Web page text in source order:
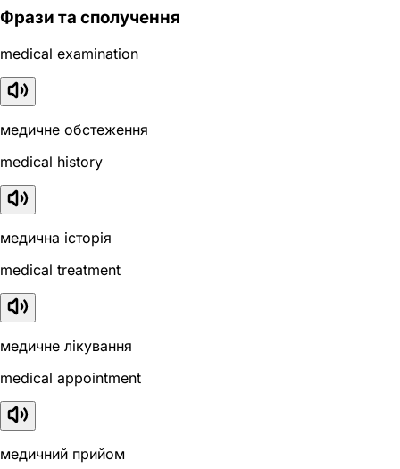
Фрази та сполучення
medical examination
медичне обстеження
medical history
медична історія
medical treatment
медичне лікування
medical appointment
медичний прийом